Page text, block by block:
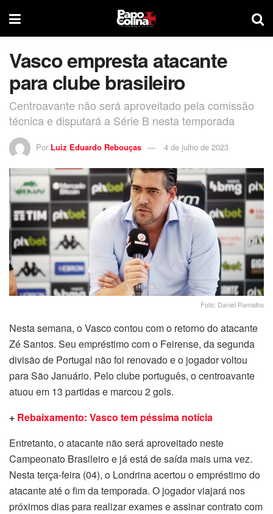
Vasco empresta atacante
para clube brasileiro
Centroavante não será aproveitado pela comissão
técnica e disputará a Série B nesta temporada
Por Luiz Eduardo Rebouças 4 de julho de 2023
Foto: Daniel Ramalho
Nesta semana, o Vasco contou com o retorno do atacante
Zé Santos. Seu empréstimo com o Feirense, da segunda
divisão de Portugal não foi renovado e o jogador voltou
para São Januário. Pelo clube português, o centroavante
atuou em 13 partidas e marcou 2 gols.
+ Rebaixamento: Vasco tem péssima notícia
Entretanto, o atacante não será aproveitado neste
Campeonato Brasileiro e já está de saída mais uma vez.
Nesta terça-feira (04), o Londrina acertou o empréstimo do
atacante até o fim da temporada. O jogador viajará nos
próximos dias para realizar exames e assinar contrato com